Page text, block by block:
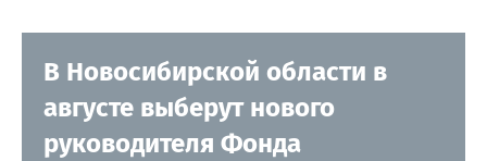
В Новосибирской области в
августе выберут нового
руководителя Фонда